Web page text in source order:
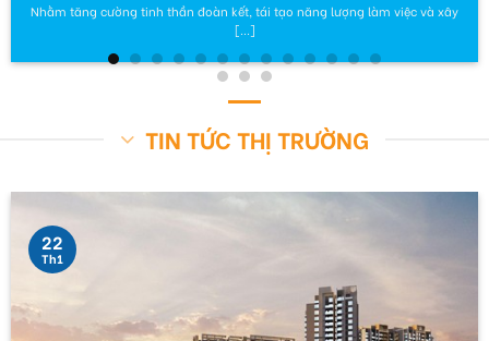
Nhằm tăng cường tinh thần đoàn kết, tái tạo năng lượng làm việc và xây
[...]
TIN TỨC THỊ TRƯỜNG
22
Th1